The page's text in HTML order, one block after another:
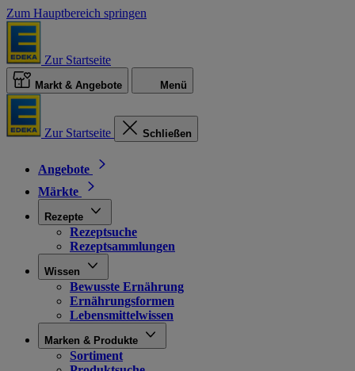
Zum Hauptbereich springen
Zur Startseite
Markt & Angebote Menü
Zur Startseite Schließen
Angebote
Märkte
Rezepte
Rezeptsuche
Rezeptsammlungen
Wissen
Bewusste Ernährung
Ernährungsformen
Lebensmittelwissen
Marken & Produkte
Sortiment